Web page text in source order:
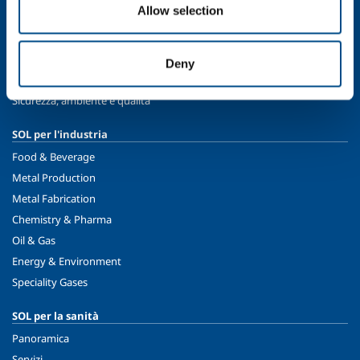
Allow selection
Deny
Profilo aziendale
Sicurezza, ambiente e qualità
SOL per l'industria
Food & Beverage
Metal Production
Metal Fabrication
Chemistry & Pharma
Oil & Gas
Energy & Environment
Speciality Gases
SOL per la sanità
Panoramica